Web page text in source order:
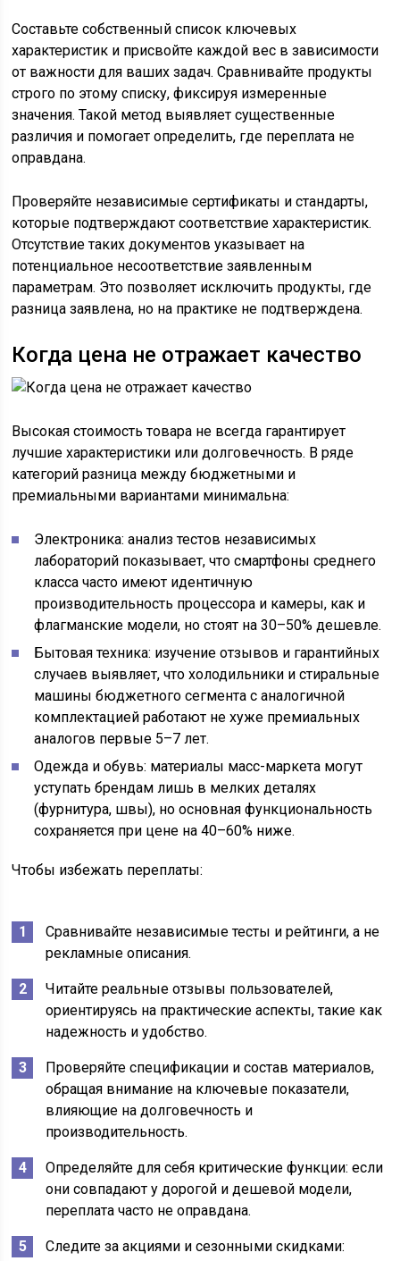
Составьте собственный список ключевых
характеристик и присвойте каждой вес в зависимости
от важности для ваших задач. Сравнивайте продукты
строго по этому списку, фиксируя измеренные
значения. Такой метод выявляет существенные
различия и помогает определить, где переплата не
оправдана.
Проверяйте независимые сертификаты и стандарты,
которые подтверждают соответствие характеристик.
Отсутствие таких документов указывает на
потенциальное несоответствие заявленным
параметрам. Это позволяет исключить продукты, где
разница заявлена, но на практике не подтверждена.
Когда цена не отражает качество
Высокая стоимость товара не всегда гарантирует
лучшие характеристики или долговечность. В ряде
категорий разница между бюджетными и
премиальными вариантами минимальна:
Электроника: анализ тестов независимых
лабораторий показывает, что смартфоны среднего
класса часто имеют идентичную
производительность процессора и камеры, как и
флагманские модели, но стоят на 30–50% дешевле.
Бытовая техника: изучение отзывов и гарантийных
случаев выявляет, что холодильники и стиральные
машины бюджетного сегмента с аналогичной
комплектацией работают не хуже премиальных
аналогов первые 5–7 лет.
Одежда и обувь: материалы масс-маркета могут
уступать брендам лишь в мелких деталях
(фурнитура, швы), но основная функциональность
сохраняется при цене на 40–60% ниже.
Чтобы избежать переплаты:
Сравнивайте независимые тесты и рейтинги, а не
рекламные описания.
Читайте реальные отзывы пользователей,
ориентируясь на практические аспекты, такие как
надежность и удобство.
Проверяйте спецификации и состав материалов,
обращая внимание на ключевые показатели,
влияющие на долговечность и
производительность.
Определяйте для себя критические функции: если
они совпадают у дорогой и дешевой модели,
переплата часто не оправдана.
Следите за акциями и сезонными скидками: